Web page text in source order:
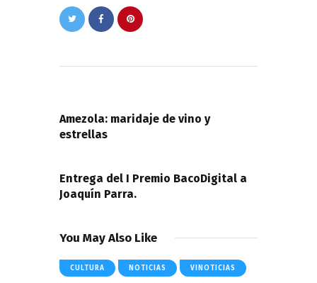
entradas
Amezola: maridaje de vino y
estrellas
Entrega del I Premio BacoDigital a
Joaquín Parra.
You May Also Like
CULTURA NOTICIAS VINOTICIAS